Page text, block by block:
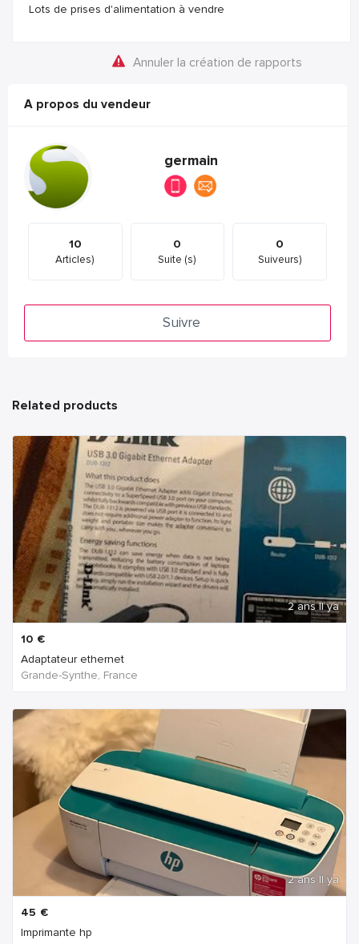
Lots de prises d'alimentation à vendre
Annuler la création de rapports
A propos du vendeur
germain
10
Articles)
0
Suite (s)
0
Suiveurs)
Suivre
Related products
2 ans Il ya
10 €
Adaptateur ethernet
Grande-Synthe, France
2 ans Il ya
45 €
Imprimante hp